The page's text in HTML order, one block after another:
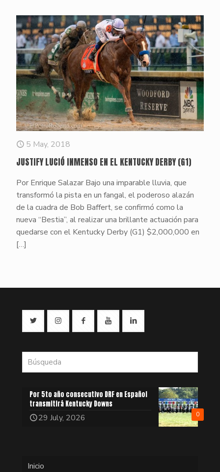
5 May, 2018
JUSTIFY LUCIÓ INMENSO EN EL KENTUCKY DERBY (G1)
Por Enrique Salazar ​Bajo una imparable lluvia, que
transformó la pista en un fangal, el poderoso alazán
de la cuadra de Bob Baffert, se confirmó como la
nueva “Bestia”, al realizar una brillante actuación para
quedarse con el Kentucky Derby (G1) $2,000,000 en
[…]
0
Por 5to año consecutivo DRF en Español
transmitirá Kentucky Downs
29 July, 2026
Inicio